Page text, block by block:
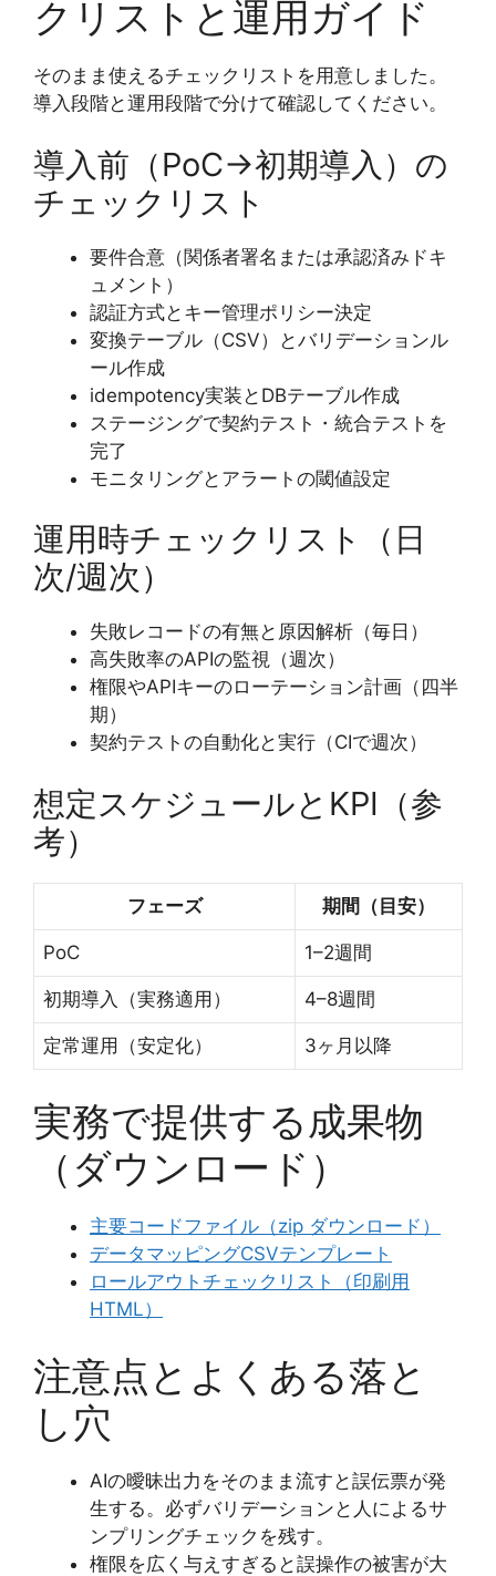
クリストと運用ガイド
そのまま使えるチェックリストを用意しました。
導入段階と運用段階で分けて確認してください。
導入前（PoC→初期導入）の
チェックリスト
要件合意（関係者署名または承認済みドキ
ュメント）
認証方式とキー管理ポリシー決定
変換テーブル（CSV）とバリデーションル
ール作成
idempotency実装とDBテーブル作成
ステージングで契約テスト・統合テストを
完了
モニタリングとアラートの閾値設定
運用時チェックリスト（日
次/週次）
失敗レコードの有無と原因解析（毎日）
高失敗率のAPIの監視（週次）
権限やAPIキーのローテーション計画（四半
期）
契約テストの自動化と実行（CIで週次）
想定スケジュールとKPI（参
考）
フェーズ 期間（目安）
PoC 1–2週間
初期導入（実務適用） 4–8週間
定常運用（安定化） 3ヶ月以降
実務で提供する成果物
（ダウンロード）
主要コードファイル（zip ダウンロード）
データマッピングCSVテンプレート
ロールアウトチェックリスト（印刷用
HTML）
注意点とよくある落と
し穴
AIの曖昧出力をそのまま流すと誤伝票が発
生する。必ずバリデーションと人によるサ
ンプリングチェックを残す。
権限を広く与えすぎると誤操作の被害が大